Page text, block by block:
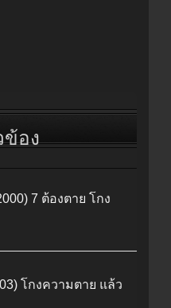
ข้อง
7 ต้องตาย โกง
โกงความตาย แล้ว